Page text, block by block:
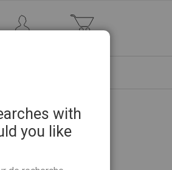
+ un
with
you like